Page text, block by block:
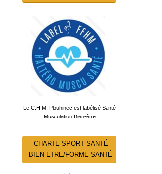
Le C.H.M. Plouhinec est labélisé Santé
Musculation Bien-être
CHARTE SPORT SANTÉ
BIEN-ETRE/FORME SANTÉ